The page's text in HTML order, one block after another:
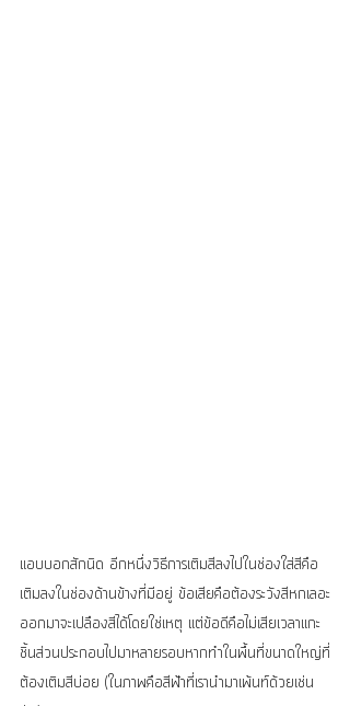
แอบบอกสักนิด อีกหนึ่งวิธีการเติมสีลงไปในช่องใส่สีคือ
เติมลงในช่องด้านข้างที่มีอยู่ ข้อเสียคือต้องระวังสีหกเลอะ
ออกมาจะเปลืองสีได้โดยใช่เหตุ แต่ข้อดีคือไม่เสียเวลาแกะ
ชิ้นส่วนประกอบไปมาหลายรอบหากทำในพื้นที่ขนาดใหญ่ที่
ต้องเติมสีบ่อย (ในภาพคือสีฟ้าที่เรานำมาเพ้นท์ด้วยเช่น